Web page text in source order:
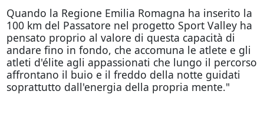
Quando la Regione Emilia Romagna ha inserito la
100 km del Passatore nel progetto Sport Valley ha
pensato proprio al valore di questa capacità di
andare fino in fondo, che accomuna le atlete e gli
atleti d'élite agli appassionati che lungo il percorso
affrontano il buio e il freddo della notte guidati
soprattutto dall'energia della propria mente."